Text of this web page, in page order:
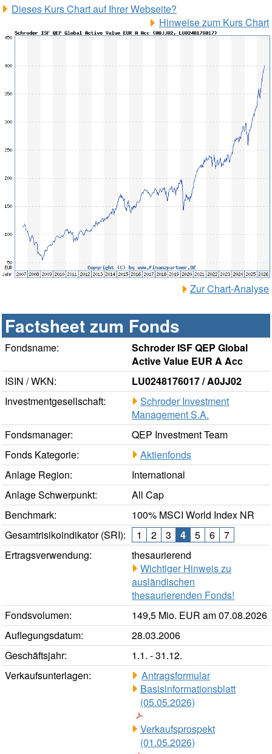
Dieses Kurs Chart auf Ihrer Webseite?
Hinweise zum Kurs Chart
Zur Chart-Analyse
Factsheet zum Fonds
Fondsname:
Schroder ISF QEP Global
Active Value EUR A Acc
ISIN / WKN:
LU0248176017 / A0JJ02
Investmentgesellschaft:
Schroder Investment
Management S.A.
Fondsmanager:
QEP Investment Team
Fonds Kategorie:
Aktienfonds
Anlage Region:
International
Anlage Schwerpunkt:
All Cap
Benchmark:
100% MSCI World Index NR
Gesamtrisikoindikator (SRI):
1 2 3 4 5 6
7
Ertragsverwendung:
thesaurierend
Wichtiger Hinweis zu
ausländischen
thesaurierenden Fonds!
Fondsvolumen:
149,5 Mio. EUR am 07.08.2026
Auflegungsdatum:
28.03.2006
Geschäftsjahr:
1.1. - 31.12.
Verkaufsunterlagen:
Antragsformular
Basisinformationsblatt
(05.05.2026)
Verkaufsprospekt
(01.05.2026)